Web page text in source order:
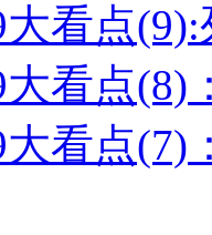
看点(9):
看点(8)
看点(7)